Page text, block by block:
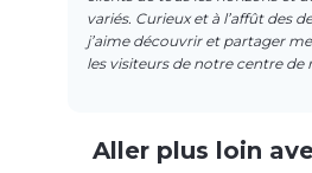
variés. Curieux et à l’affût des
j’aime découvrir et partager
les visiteurs de notre centre de
Aller plus loin